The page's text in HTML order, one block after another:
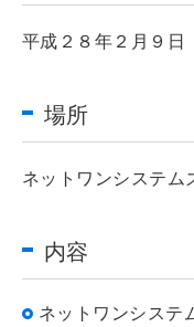
平成２８年２月９日
場所
ネットワンシステム
内容
ネットワンシステ